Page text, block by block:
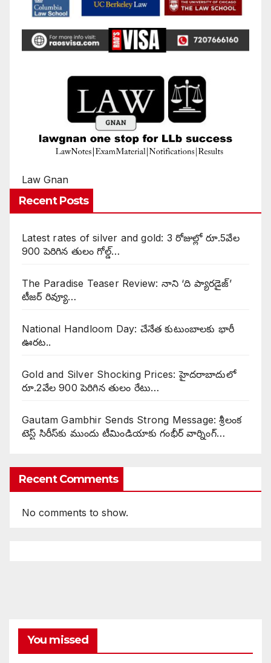
Law Gnan
Recent Posts
Latest rates of silver and gold: 3 రోజుల్లో రూ.5వేల
900 పెరిగిన తులం గోల్డ్…
The Paradise Teaser Review: నాని ‘ది ప్యారడైజ్’
టీజర్ రివ్యూ…
National Handloom Day: చేనేత కుటుంబాలకు భారీ
ఊరట..
Gold and Silver Shocking Prices: హైదరాబాదులో
రూ.2వేల 900 పెరిగిన తులం రేటు…
Gautam Gambhir Sends Strong Message: శ్రీలంక
టెస్ట్ సిరీస్‌కు ముందు టీమిండియాకు గంభీర్ వార్నింగ్…
Recent Comments
No comments to show.
You missed